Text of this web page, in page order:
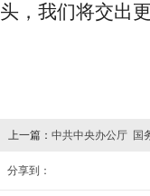
头，我们将交出
上一篇： 中共中央办公厅 国
革的意见
分享到：